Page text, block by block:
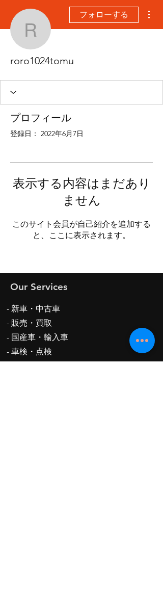
roro1024tomu
フォローする
roro1024tomu
プロフィール
登録日： 2022年6月7日
表示する内容はまだあり
ません
このサイト会員が自己紹介を追加する
と、ここに表示されます。
Our Services
- 新車・中古車
- 販売・買取
- 国産車・輸入車
- 車検・点検